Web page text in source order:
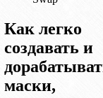
Как легко
создавать и
маски,